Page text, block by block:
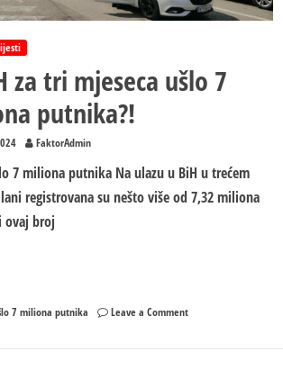
za tri mjeseca ušlo 7
putnika?!
FaktorAdmin
7 miliona putnika Na ulazu u BiH u trećem
registrovana su nešto više od 7,32 miliona
ovaj broj
7 miliona putnika Leave a Commenton
BiH